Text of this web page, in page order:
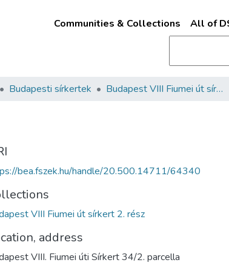
Communities & Collections All of
Budapesti sírkertek Budapest VIII Fiumei út sírkert 2. rész
bea.fszek.hu/handle/20.500.14711/64340
VIII Fiumei út sírkert 2. rész
address
VIII. Fiumei úti Sírkert 34/2. parcella